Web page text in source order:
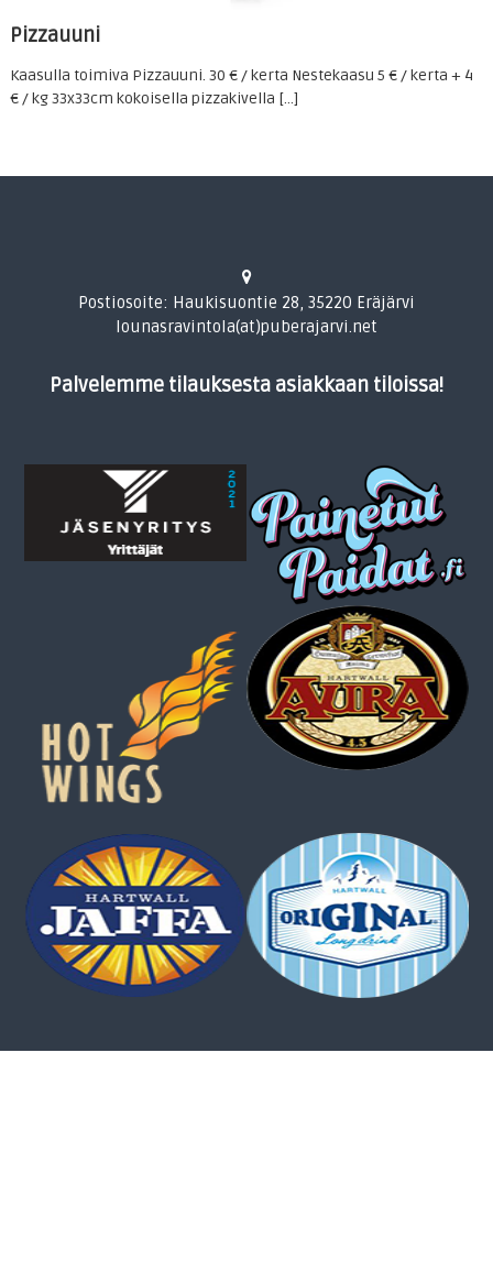
Pizzauuni
Kaasulla toimiva Pizzauuni. 30 € / kerta Nestekaasu 5 € / kerta + 4
€ / kg 33x33cm kokoisella pizzakivella […]
Postiosoite: Haukisuontie 28, 35220 Eräjärvi
lounasravintola(at)puberajarvi.net
Palvelemme tilauksesta asiakkaan tiloissa!